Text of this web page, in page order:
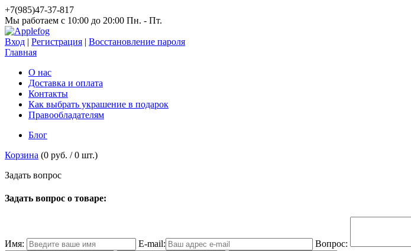
+7(985)47-37-817
Мы работаем c 10:00 до 20:00 Пн. - Пт.
Вход | Регистрация | Восстановление пароля
Главная
О нас
Доставка и оплата
Контакты
Как выбрать украшение в подарок
Правообладателям
Блог
Корзина (0 руб. /0 шт.)
Задать вопрос
Задать вопрос о товаре:
Имя: E-mail: Вопрос: